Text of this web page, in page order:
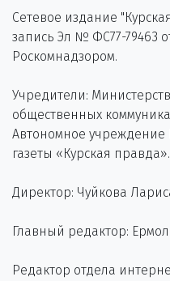
Сетевое издание
запись Эл № ФС77-79463
Роскомнадзором.
Учредители:
общественных
Автономное учреждение
газеты «Курская правда».
Директор: Чуйкова
Главный редактор:
Редактор отдела